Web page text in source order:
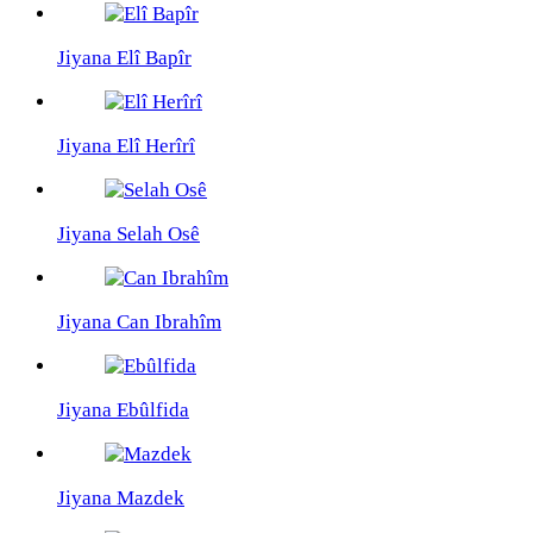
Jiyana Elî Bapîr
Jiyana Elî Herîrî
Jiyana Selah Osê
Jiyana Can Ibrahîm
Jiyana Ebûlfida
Jiyana Mazdek